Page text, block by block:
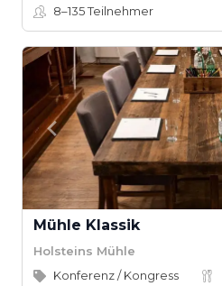
8–135Teilnehmer
Mühle Klassik
Holsteins Mühle
Konferenz / Kongress